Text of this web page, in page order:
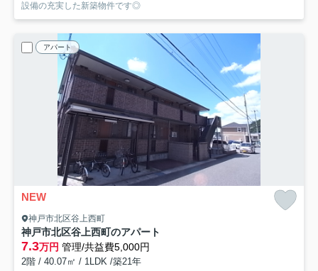
設備の充実した新築物件です◎
アパート
NEW
神戸市北区谷上西町
神戸市北区谷上西町のアパート
7.3万円 管理/共益費5,000円
2階 / 40.07㎡ / 1LDK /築21年